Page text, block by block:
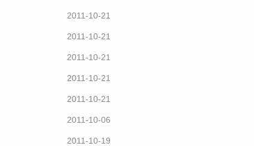
2011-10-21
2011-10-21
2011-10-21
2011-10-21
2011-10-21
2011-10-06
2011-10-19